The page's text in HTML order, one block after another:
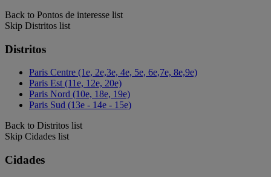
Back to Pontos de interesse list
Skip Distritos list
Distritos
Paris Centre (1e, 2e,3e, 4e, 5e, 6e,7e, 8e,9e)
Paris Est (11e, 12e, 20e)
Paris Nord (10e, 18e, 19e)
Paris Sud (13e - 14e - 15e)
Back to Distritos list
Skip Cidades list
Cidades